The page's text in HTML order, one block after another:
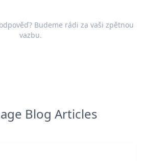
Budeme rádi za vaši zpětnou
vazbu.
Blog Articles